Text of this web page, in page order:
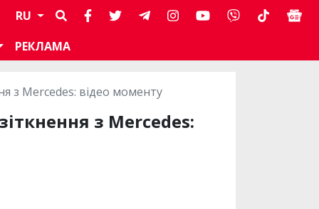
RU
РЕКЛАМА
з Mercedes: відео моменту
з Mercedes: